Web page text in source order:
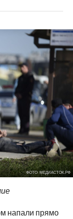
ФОТО: МЕДИАСТОК.РФ
напали прямо